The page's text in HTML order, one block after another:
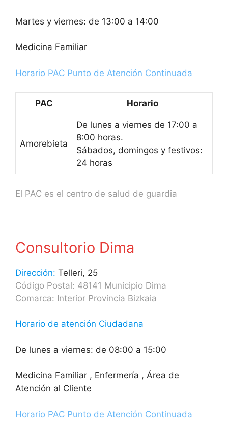
Martes y viernes: de 13:00 a 14:00
Medicina Familiar
Horario PAC Punto de Atención Continuada
PAC Horario
Amorebieta
De lunes a viernes de 17:00 a
8:00 horas.
Sábados, domingos y festivos:
24 horas
El PAC es el centro de salud de guardia
Consultorio Dima
Dirección: Telleri, 25
Código Postal: 48141 Municipio Dima
Comarca: Interior Provincia Bizkaia
Horario de atención Ciudadana
De lunes a viernes: de 08:00 a 15:00
Medicina Familiar , Enfermería , Área de
Atención al Cliente
Horario PAC Punto de Atención Continuada